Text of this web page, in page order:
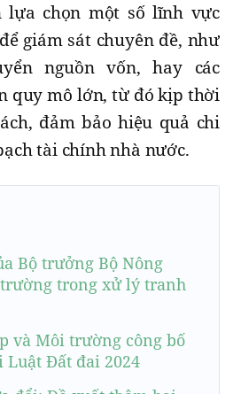
lựa chọn một số lĩnh vực
giám sát chuyên đề, như
nguồn vốn, hay các
quy mô lớn, từ đó kịp thời
đảm bảo hiệu quả chi
tài chính nhà nước.
Bộ trưởng Bộ Nông
trong xử lý tranh
và Môi trường công bố
Luật Đất đai 2024